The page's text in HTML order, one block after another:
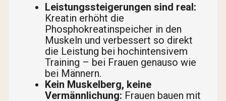
Leistungssteigerungen sind real:
Kreatin erhöht die
Phosphokreatinspeicher in den
Muskeln und verbessert so direkt
die Leistung bei hochintensivem
Training – bei Frauen genauso wie
bei Männern.
Kein Muskelberg, keine
Vermännlichung: Frauen bauen mit